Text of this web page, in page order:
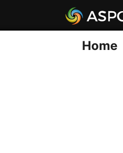
Home